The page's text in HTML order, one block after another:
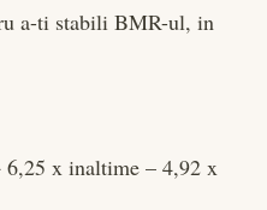
a-ti stabili BMR-ul, in
x inaltime – 4,92 x